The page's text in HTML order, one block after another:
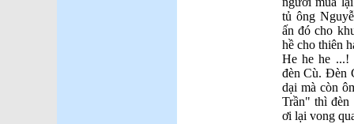
tủ ông
ấn đó cho
hề cho thiên
He he he ...!
đèn Cù. Đèn
dại mà còn
Trần" thì
ơi lại vong